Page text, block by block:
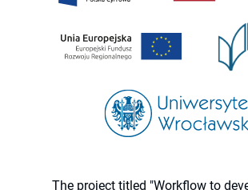
The project titled "Workflow to